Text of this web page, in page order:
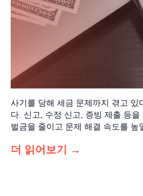
사기를 당해 세금 문제까지 겪고 있
다. 신고, 수정 신고, 증빙 제출 등
벌금을 줄이고 문제 해결 속도를 높
더 읽어보기 →